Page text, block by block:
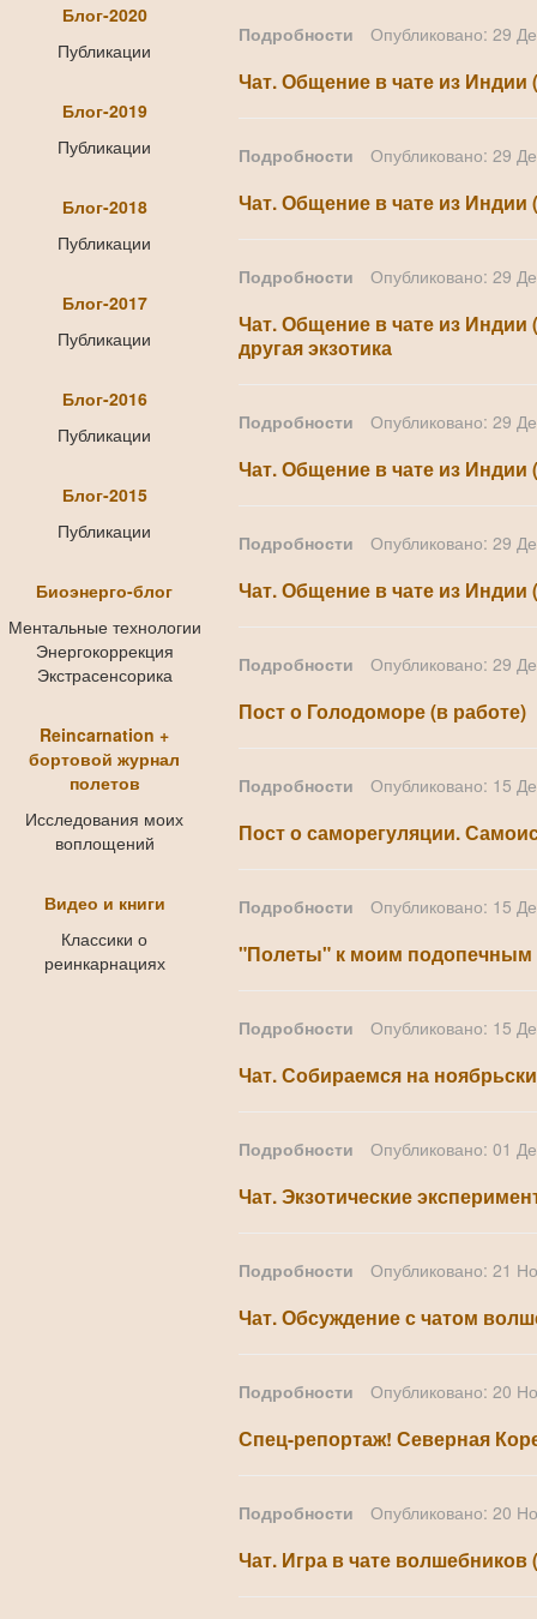
Блог-2020
Публикации
Блог-2019
Публикации
Блог-2018
Публикации
Блог-2017
Публикации
Блог-2016
Публикации
Блог-2015
Публикации
Биоэнерго-блог
Ментальные технологии
Энергокоррекция
Экстрасенсорика
Reincarnation +
бортовой журнал
полетов
Исследования моих
воплощений
Видео и книги
Классики о
реинкарнациях
Подробности Опубликовано: 29
Чат. Общение в чате из Индии
Подробности Опубликовано: 29
Чат. Общение в чате из Индии
Подробности Опубликовано: 29
Чат. Общение в чате из Индии
другая экзотика
Подробности Опубликовано: 29
Чат. Общение в чате из Индии
Подробности Опубликовано: 29
Чат. Общение в чате из Индии
Подробности Опубликовано: 29
Пост о Голодоморе (в работе)
Подробности Опубликовано: 15
Пост о саморегуляции.
Подробности Опубликовано: 15
"Полеты" к моим подопечным
Подробности Опубликовано: 15
Чат. Собираемся на
Подробности Опубликовано: 01
Чат. Экзотические
Подробности Опубликовано: 21
Чат. Обсуждение с чатом
Подробности Опубликовано: 20
Спец-репортаж! Северная
Подробности Опубликовано: 20
Чат. Игра в чате волшебников